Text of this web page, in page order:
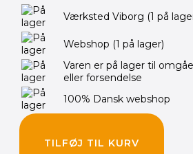
Værksted Viborg (1 på
Webshop (1 på lager)
Varen er på lager til
eller forsendelse
100% Dansk webshop
TILFØJ TIL KURV